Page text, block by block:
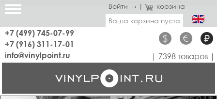
Войти → |
корзина
Ваша корзина пуста
+7 (499) 745-07-99
+7 (916) 311-17-01
$ € ₽
info@vinylpoint.ru | 7398 товаров |